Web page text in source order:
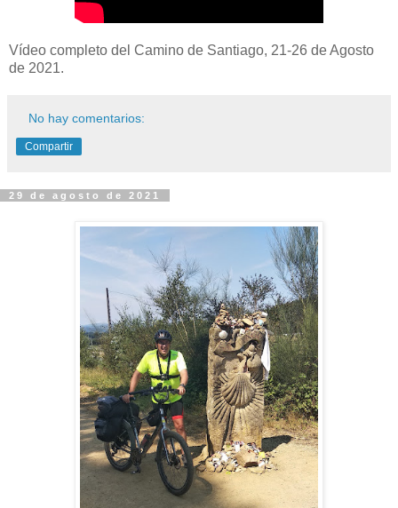
Vídeo completo del Camino de Santiago, 21-26 de Agosto
de 2021.
No hay comentarios:
Compartir
29 de agosto de 2021